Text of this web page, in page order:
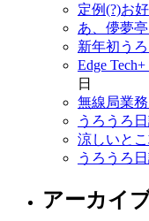
定例(?)お
あ、儚夢亭
新年初う
Edge
日
無線局業務
うろうろ
涼しいと
うろうろ
アーカイ